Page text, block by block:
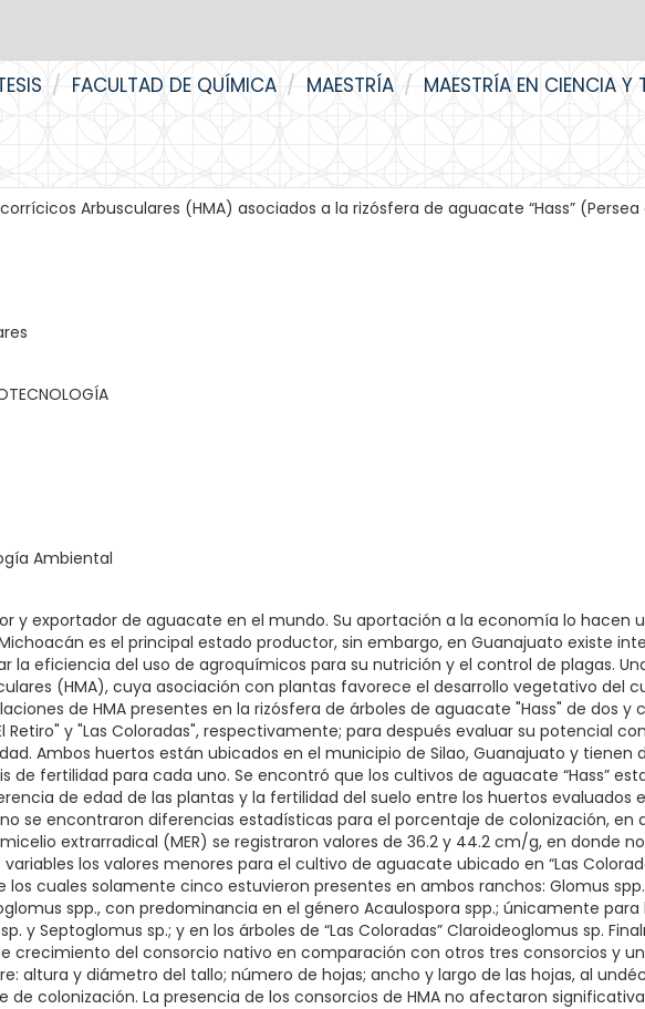
FACULTAD DE QUÍMICA MAESTRÍA MAESTRÍA EN CIENCIA
Arbusculares (HMA) asociados a la rizósfera de aguacate “Hass”
Ambiental
y exportador de aguacate en el mundo. Su aportación a la economía lo hacen
es el principal estado productor, sin embargo, en Guanajuato existe
la eficiencia del uso de agroquímicos para su nutrición y el control de plagas.
(HMA), cuya asociación con plantas favorece el desarrollo vegetativo del
de HMA presentes en la rizósfera de árboles de aguacate "Hass" de dos y
Retiro" y "Las Coloradas", respectivamente; para después evaluar su potencial
Ambos huertos están ubicados en el municipio de Silao, Guanajuato y
de fertilidad para cada uno. Se encontró que los cultivos de aguacate “Hass”
de edad de las plantas y la fertilidad del suelo entre los huertos
se encontraron diferencias estadísticas para el porcentaje de colonización, en
micelio extrarradical (MER) se registraron valores de 36.2 y 44.2 cm/g, en donde
los valores menores para el cultivo de aguacate ubicado en “Las
cuales solamente cinco estuvieron presentes en ambos ranchos: Glomus
spp., con predominancia en el género Acaulospora spp.; únicamente para
y Septoglomus sp.; y en los árboles de “Las Coloradas” Claroideoglomus sp.
crecimiento del consorcio nativo en comparación con otros tres consorcios y
altura y diámetro del tallo; número de hojas; ancho y largo de las hojas, al
de colonización. La presencia de los consorcios de HMA no afectaron